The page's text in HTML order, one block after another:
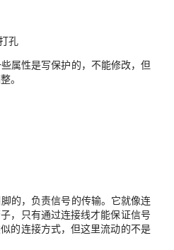
孔
性是写保护的，不能修改，但
。
，负责信号的传输。它就像连
，只有通过连接线才能保证信号
的连接方式，但这里流动的不是